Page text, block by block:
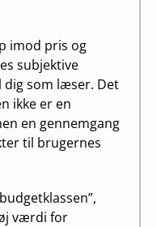
imod pris og
subjektive
dig som læser. Det
ikke er en
en gennemgang
til brugernes
værdi for